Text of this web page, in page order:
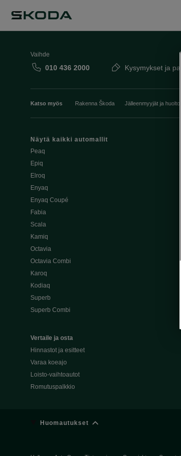
Vaihde
010 436 2000 Kysymykset ja
Katso myös Rakenna Škoda Jälleenmyyjät ja huolto
Näytä kaikki automallit
Peaq
Epiq
Elroq
Enyaq
Enyaq Coupé
Fabia
Scala
Kamiq
Octavia
Octavia Combi
Karoq
Kodiaq
Superb
Superb Combi
Vertaile ja osta
Hinnastot ja esitteet
Varaa koeajo
Loisto-vaihtoautot
Romutuspalkkio
Huomautukset